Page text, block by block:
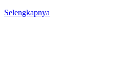
Selengkapnya